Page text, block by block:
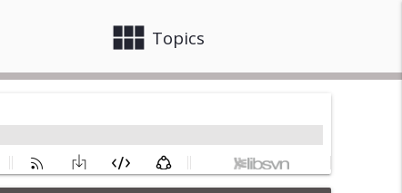
view_module Topics